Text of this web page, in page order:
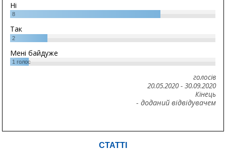
Ні
8
Так
2
Мені байдуже
1 голос
голосів
20.05.2020- 30.09.2020
Кінець
- доданий відвідувачем
СТАТТІ